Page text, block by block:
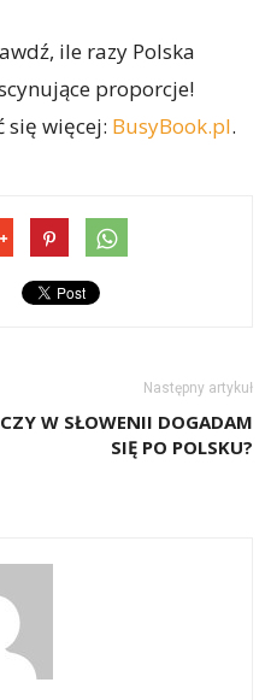
ile razy Polska
proporcje!
więcej: BusyBook.pl.
Następny artykuł
CZY W SŁOWENII DOGADAM
SIĘ PO POLSKU?